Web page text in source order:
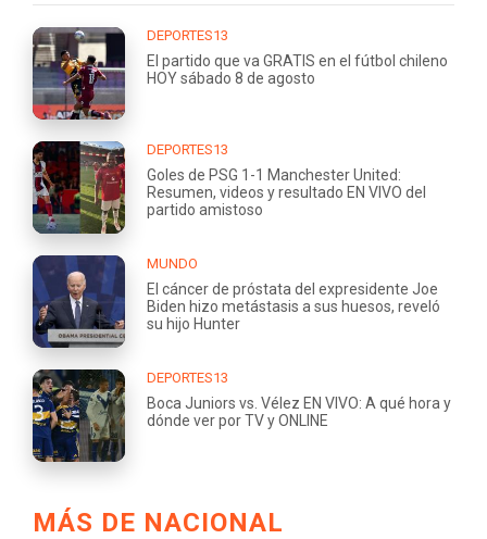
DEPORTES13
El partido que va GRATIS en el fútbol chileno
HOY sábado 8 de agosto
DEPORTES13
Goles de PSG 1-1 Manchester United:
Resumen, videos y resultado EN VIVO del
partido amistoso
MUNDO
El cáncer de próstata del expresidente Joe
Biden hizo metástasis a sus huesos, reveló
su hijo Hunter
DEPORTES13
Boca Juniors vs. Vélez EN VIVO: A qué hora y
dónde ver por TV y ONLINE
MÁS DE NACIONAL